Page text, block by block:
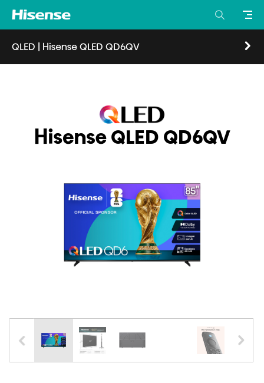
QLED | Hisense QLED QD6QV
Donde comprar
Hisense QLED QD6QV